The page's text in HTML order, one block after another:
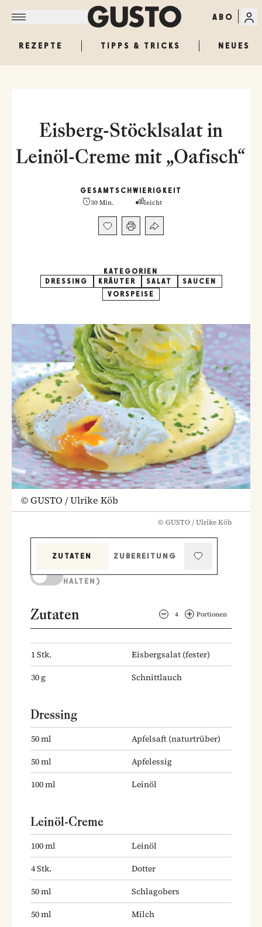
ABO
REZEPTE TIPPS & TRICKS NEUES
Eisberg-Stöcklsalat in
Leinöl-Creme mit „Oafisch“
GESAMT
30 Min.
SCHWIERIGKEIT
leicht
KATEGORIEN
DRESSING
KRÄUTER SALAT
SAUCEN
VORSPEISE
©GUSTO / Ulrike Köb
© GUSTO / Ulrike Köb
ZUTATEN
ZUBEREITUNG
HALTEN)
Zutaten 4 Portionen
1Stk. Eisbergsalat (fester)
30g Schnittlauch
Dressing
50ml Apfelsaft (naturtrüber)
50ml
Apfelessig
100ml Leinöl
Leinöl-Creme
100ml
Leinöl
4Stk.
Dotter
50ml
Schlagobers
50ml Milch